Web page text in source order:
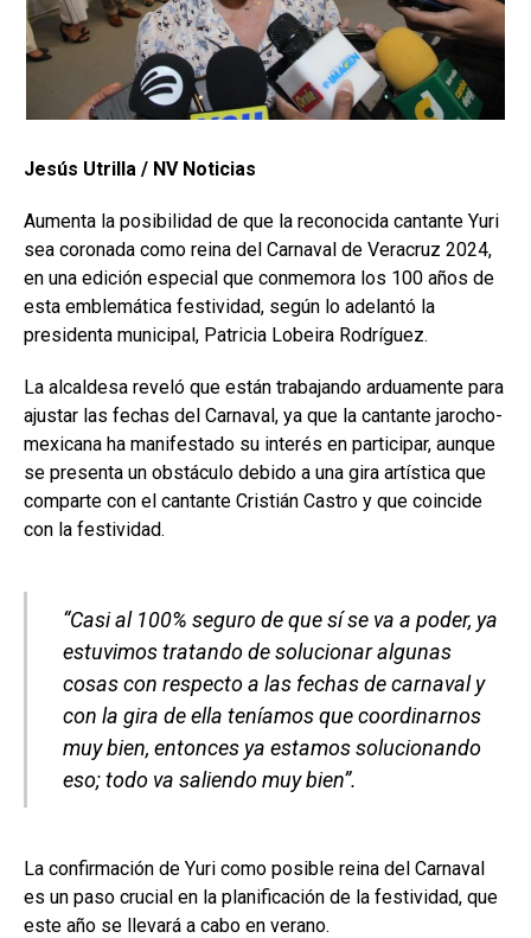
Jesús Utrilla / NV Noticias
Aumenta la posibilidad de que la reconocida cantante Yuri
sea coronada como reina del Carnaval de Veracruz 2024,
en una edición especial que conmemora los 100 años de
esta emblemática festividad, según lo adelantó la
presidenta municipal, Patricia Lobeira Rodríguez.
La alcaldesa reveló que están trabajando arduamente para
ajustar las fechas del Carnaval, ya que la cantante jarocho-
mexicana ha manifestado su interés en participar, aunque
se presenta un obstáculo debido a una gira artística que
comparte con el cantante Cristián Castro y que coincide
con la festividad.
“Casi al 100% seguro de que sí se va a poder, ya
estuvimos tratando de solucionar algunas
cosas con respecto a las fechas de carnaval y
con la gira de ella teníamos que coordinarnos
muy bien, entonces ya estamos solucionando
eso; todo va saliendo muy bien”.
La confirmación de Yuri como posible reina del Carnaval
es un paso crucial en la planificación de la festividad, que
este año se llevará a cabo en verano.